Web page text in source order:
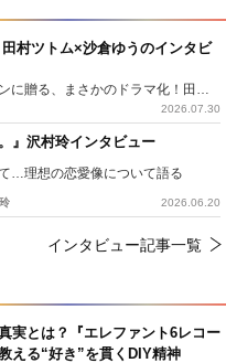
実とは？『エレファント6レコー
える“好き”を貫くDIY精神
田村ツトム×沙倉ゆうのインタビ
『侍タイムスリッパー』ファンに贈る、まさかのドラマ化！田村ツトム×沙倉ゆうのが語る『心配無用ノ介』撮影秘話
2026.07.30
』沢村玲インタビュー
…理想の恋愛像について語る
2026.06.20
インタビュー記事一覧